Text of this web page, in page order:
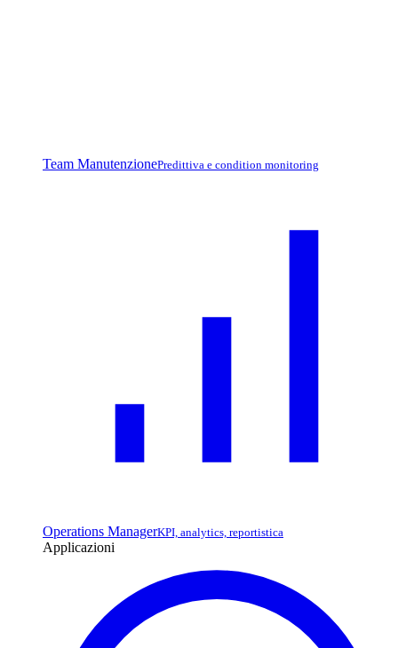
Team ManutenzionePredittiva e condition monitoring
Operations ManagerKPI, analytics, reportistica
Applicazioni